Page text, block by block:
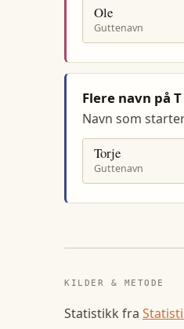
Ole
Guttenavn
Flere navn på T
Navn som
Torje
Guttenavn
KILDER & METODE
Statistikk fra